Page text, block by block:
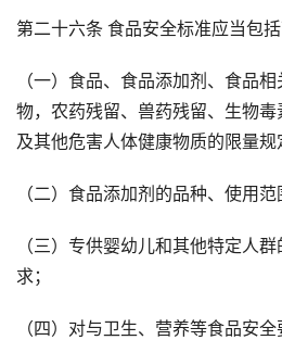
第二十六条 食品安全标准应当包括
（一）食品、食品添加剂、食品
物，农药残留、兽药残留、生物
及其他危害人体健康物质的限量规
（二）食品添加剂的品种、使用范
（三）专供婴幼儿和其他特定人
求；
（四）对与卫生、营养等食品安